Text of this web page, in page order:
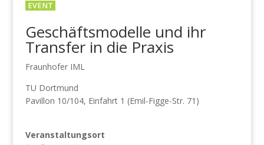
EVENT
Geschäftsmodelle und ihr
Transfer in die Praxis
Fraunhofer IML
TU Dortmund
Pavillon 10/104, Einfahrt 1 (Emil-Figge-Str. 71)
Veranstaltungsort